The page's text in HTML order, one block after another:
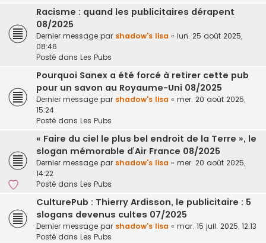
Racisme : quand les publicitaires dérapent
08/2025
Dernier message par shadow's lisa « lun. 25 août 2025,
08:46
Posté dans Les Pubs
Pourquoi Sanex a été forcé à retirer cette pub
pour un savon au Royaume-Uni 08/2025
Dernier message par shadow's lisa « mer. 20 août 2025,
15:24
Posté dans Les Pubs
« Faire du ciel le plus bel endroit de la Terre », le
slogan mémorable d’Air France 08/2025
Dernier message par shadow's lisa « mer. 20 août 2025,
14:22
Posté dans Les Pubs
CulturePub : Thierry Ardisson, le publicitaire : 5
slogans devenus cultes 07/2025
Dernier message par shadow's lisa « mar. 15 juil. 2025, 12:13
Posté dans Les Pubs